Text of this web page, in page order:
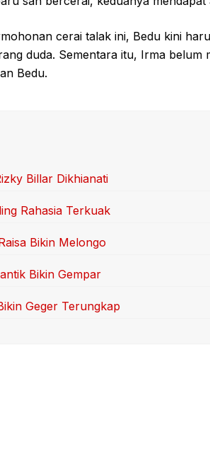
cerai talak ini, Bedu kini
duda. Sementara itu, Irma belum
Bedu.
Billar Dikhianati
Rahasia Terkuak
Bikin Melongo
Bikin Gempar
Geger Terungkap